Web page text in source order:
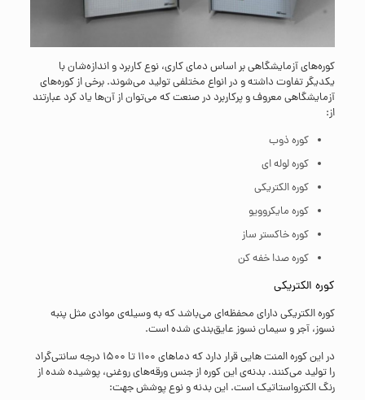
کوره‌های آزمایشگاهی بر اساس دمای کاری، نوع کاربرد و اندازه‌شان با
یکدیگر تفاوت داشته و در انواع مختلفی تولید می‌شوند. برخی از کوره‌های
آزمایشگاهی معروف و پرکاربرد در صنعت که می‌توان از آن‌ها یاد کرد عبارتند
از:
کوره ذوب
کوره لوله ای
کوره الکتریکی
کوره مایکروویو
کوره خاکستر ساز
کوره صدا خفه کن
کوره الکتریکی
کوره الکتریکی دارای محفظه‌ای می‌باشد که به وسیله‌ی موادی مثل پنبه
نسوز، آجر و سیمان نسوز عایق‌بندی شده است.
در این کوره المنت هایی قرار دارد که دماهای 1100 تا 1500 درجه سانتی‌گراد
را تولید می‌کنند. بدنه‌ی این کوره از جنس ورقه‌های روغنی، پوشیده شده از
رنگ الکترواستاتیک است. این بدنه و نوع پوشش جهت: